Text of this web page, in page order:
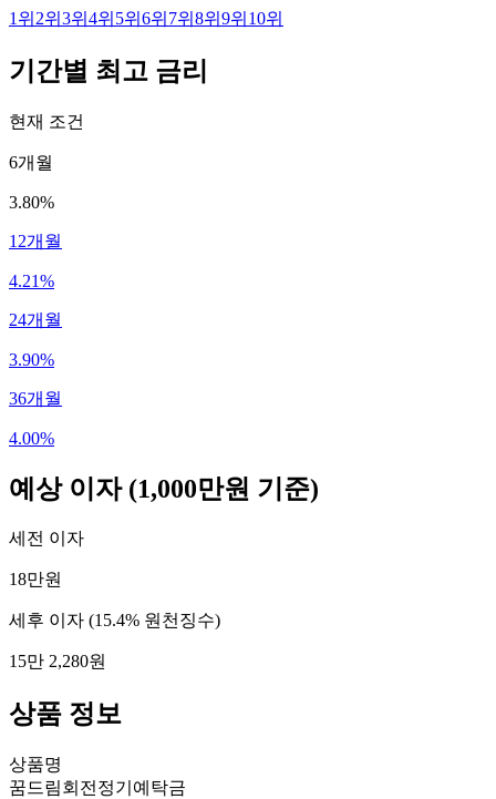
1 위 2위 3위 4위 5위 6위 7위 8위 9위 10위
기간별 최고 금리
현재 조건
6개월
3.80%
12개월
4.21%
24개월
3.90%
36개월
4.00%
예상 이자 (1,000만원 기준)
세전 이자
18만원
세후 이자 (15.4% 원천징수)
15만 2,280원
상품 정보
상품명
꿈드림회전정기예탁금